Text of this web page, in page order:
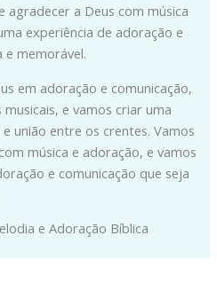
agradecer a Deus com música
experiência de adoração e
e memorável.
em adoração e comunicação,
e vamos criar uma
união entre os crentes. Vamos
música e adoração, e vamos
e comunicação que seja
e Adoração Bíblica